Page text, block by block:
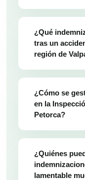
¿Qué
tras un
región de
¿Cómo se
en la
Petorca?
¿Quiénes
lamentable